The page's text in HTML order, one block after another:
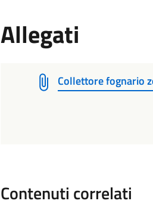
Allegati
Collettore fognario
Contenuti correlati